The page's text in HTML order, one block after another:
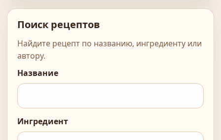
Поиск рецептов
Найдите рецепт по названию, ингредиенту или
автору.
Название
Ингредиент